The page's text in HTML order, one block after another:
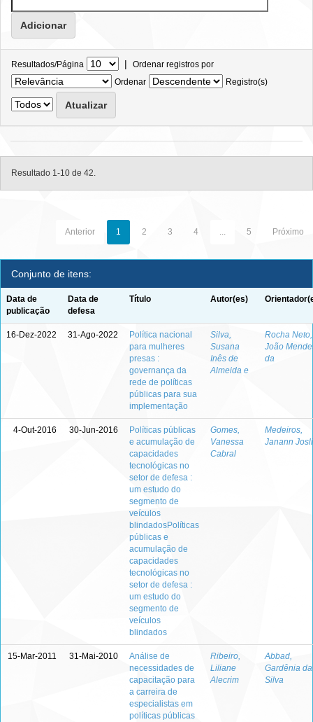
Resultados/Página | Ordenar registros por
Ordenar
Registro(s)
Resultado 1-10 de 42.
Anterior 1 2 3 4 ... 5 Próximo
Conjunto de itens:
Data de
publicação
Data de
defesa
Título Autor(es)
16-Dez-2022 31-Ago-2022
Política nacional
para mulheres
presas :
governança da
rede de políticas
públicas para sua
implementação
Silva,
Susana
Inês de
Almeida e
Rocha Neto,
João
da
4-Out-2016 30-Jun-2016
Políticas públicas
e acumulação de
capacidades
tecnológicas no
setor de defesa :
um estudo do
segmento de
veículos
blindadosPolíticas
públicas e
acumulação de
capacidades
tecnológicas no
setor de defesa :
um estudo do
segmento de
veículos
blindados
Gomes,
Vanessa
Cabral
Medeiros,
Janann
15-Mar-2011 31-Mai-2010
Análise de
necessidades de
capacitação para
a carreira de
especialistas em
políticas públicas
Ribeiro,
Liliane
Alecrim
Abbad,
Gardênia da
Silva